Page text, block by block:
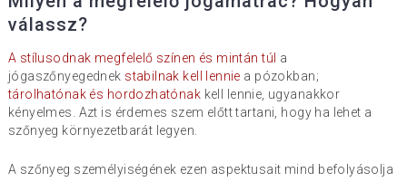
válassz?
A stílusodnak megfelelő színen és mintán túl a
jógaszőnyegednek stabilnak kell lennie a pózokban;
tárolhatónak és hordozhatónak kell lennie, ugyanakkor
kényelmes. Azt is érdemes szem előtt tartani, hogy ha lehet a
szőnyeg környezetbarát legyen.
A szőnyeg személyiségének ezen aspektusait mind befolyásolja